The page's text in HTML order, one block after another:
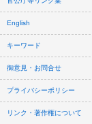
English
キーワード
御意見・お問合せ
プライバシーポリシー
リンク・著作権について